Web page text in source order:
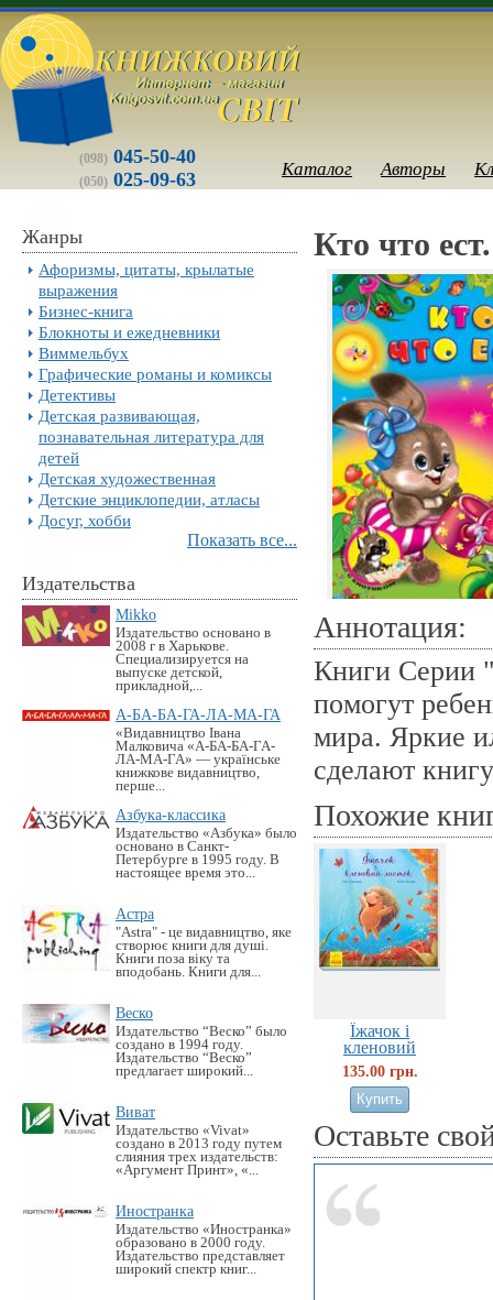
(098) 045-50-40
(050) 025-09-63 Каталог Авторы
Жанры
Афоризмы, цитаты, крылатые
выражения
Бизнес-книга
Блокноты и ежедневники
Виммельбух
Графические романы и комиксы
Детективы
Детская развивающая,
познавательная литература для
детей
Детская художественная
Детские энциклопедии, атласы
Досуг, хобби
Показать все...
Издательства
Mikko
Издательство основано в
2008 г в Харькове.
Специализируется на
выпуске детской,
прикладной,...
А-БА-БА-ГА-ЛА-МА-ГА
«Видавництво Івана
Малковича «А-БА-БА-ГА-
ЛА-МА-ГА» — українське
книжкове видавництво,
перше...
Азбука-классика
Издательство «Азбука» было
основано в Санкт-
Петербурге в 1995 году. В
настоящее время это...
Астра
"Astra" - це видавництво, яке
створює книги для душі.
Книги поза віку та
вподобань. Книги для...
Веско
Издательство “Веско” было
создано в 1994 году.
Издательство “Веско”
предлагает широкий...
Виват
Издательство «Vivat»
создано в 2013 году путем
слияния трех издательств:
«Аргумент Принт», «...
Иностранка
Издательство «Иностранка»
образовано в 2000 году.
Издательство представляет
широкий спектр книг...
Кто что
Аннотация:
Книги Серии
помогут
мира. Яркие
сделают
Похожие
Їжачок і
кленовий
листок...
135.00 грн.
Оставьте